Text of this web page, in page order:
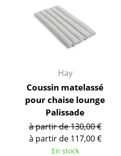
d’appoint
Hay
Coussin matelassé
pour chaise lounge
Palissade
à partir de 130,00 €
à partir de 117,00 €
En stock